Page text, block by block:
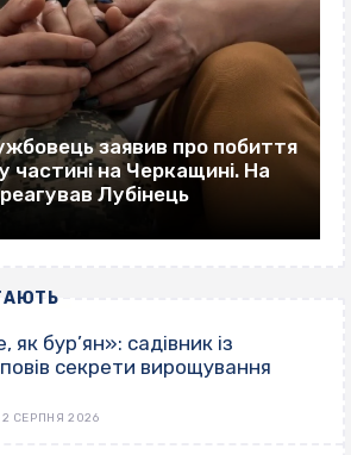
заявив про побиття
частині на Черкащині. На
Лубінець
бур’ян»: садівник із
секрети вирощування
2 СЕРПНЯ 2026